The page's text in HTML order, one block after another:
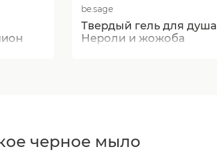
be.sage
Твердый гель для душа
Нероли и жожоба
черное мыло